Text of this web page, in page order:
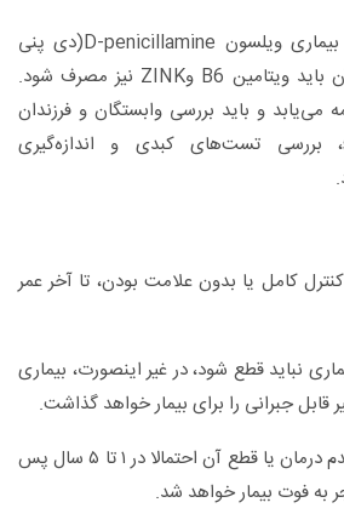
موثرترین دارو در درمان بیماری ویلسون D-penicillamine(دی پنی
سیلامین) است. همراه آن باید ویتامین B6 وZINK نیز مصرف شود.
می‌یابد و باید بررسی وابستگان و فرزندان
خانواده با slit lamp، بررسی تست‌های کبدی و اندازه‌گیری
کامل یا بدون علامت بودن، تا آخر عمر
نباید قطع شود، در غیر اینصورت، بیماری
جبرانی را برای بیمار خواهد گذاشت.
– این بیماری در صورت عدم درمان یا قطع آن احتمالا در ۱ تا ۵ سال پس
به فوت بیمار خواهد شد.